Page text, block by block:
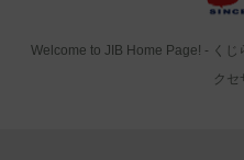
Welcome to JIB Home Page! ‐ く
クセ